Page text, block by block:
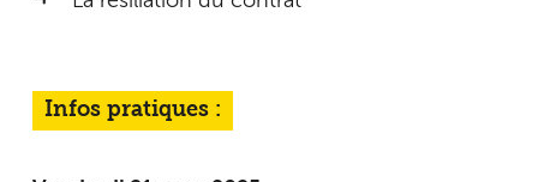
Infos pratiques :